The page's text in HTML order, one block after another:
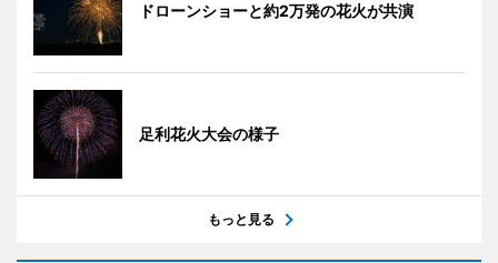
ドローンショーと約2万発の花火が共演
足利花火大会の様子
もっと見る